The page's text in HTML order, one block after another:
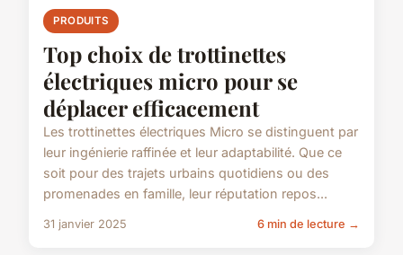
PRODUITS
Top choix de trottinettes
électriques micro pour se
déplacer efficacement
Les trottinettes électriques Micro se distinguent par
leur ingénierie raffinée et leur adaptabilité. Que ce
soit pour des trajets urbains quotidiens ou des
promenades en famille, leur réputation repos...
31 janvier 2025 6 min de lecture →